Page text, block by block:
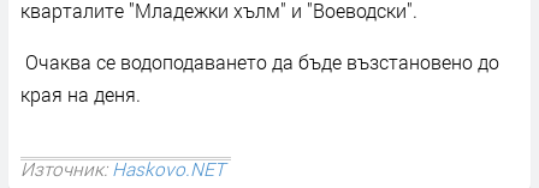
кварталите "Младежки хълм" и "Воеводски".
Очаква се водоподаването да бъде възстановено до
края на деня.
Източник:Haskovo.NET